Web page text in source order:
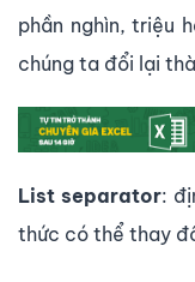
phần nghìn, triệu
chúng ta đổi lại
List separator:
thức có thể thay